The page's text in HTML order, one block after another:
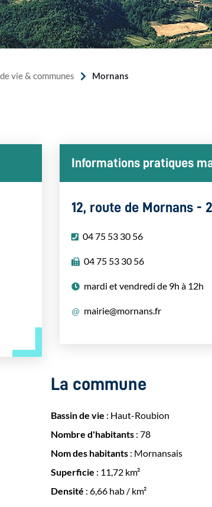
vie & communes Mornans
Informations pratiques
12, route de Mornans -
04 75 53 30 56
04 75 53 30 56
mardi et vendredi de 9h à 12h
mairie@mornans.fr
La commune
Bassin de vie : Haut-Roubion
Nombre d'habitants: 78
Nom des habitants: Mornansais
Superficie : 11,72 km²
Densité : 6,66 hab / km²